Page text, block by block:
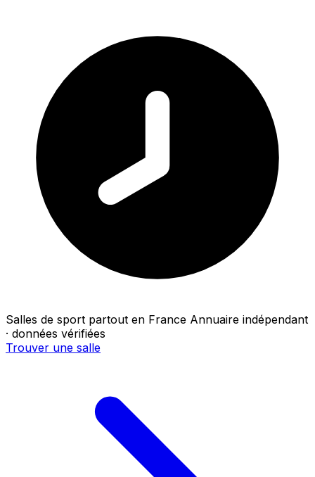
Salles de sport partout en France Annuaire indépendant
· données vérifiées
Trouver une salle